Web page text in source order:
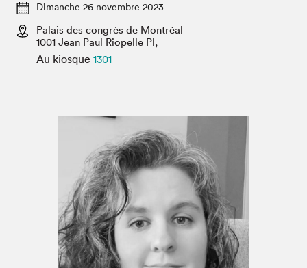
Espace enseignant·e·s
Espace médias
Dimanche 26 novembre 2023
Palais des congrès de Montréal
1001 Jean Paul Riopelle Pl,
Au kiosque 1301